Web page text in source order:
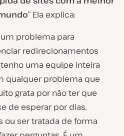
” Ela explica:
problema para
redirecionamentos
uma equipe inteira
qualquer problema que
grata por não ter que
de esperar por dias,
ou ser tratada de forma